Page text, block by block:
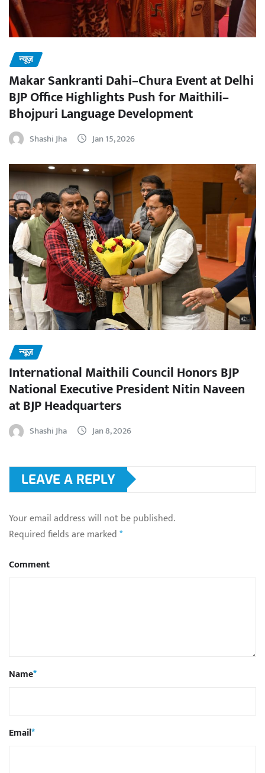
न्यूज़
Makar Sankranti Dahi–Chura Event at Delhi
BJP Office Highlights Push for Maithili–
Bhojpuri Language Development
Shashi Jha Jan 15, 2026
न्यूज़
International Maithili Council Honors BJP
National Executive President Nitin Naveen
at BJP Headquarters
Shashi Jha Jan 8, 2026
LEAVE A REPLY
Your email address will not be published.
Required fields are marked*
Comment
Name*
Email*